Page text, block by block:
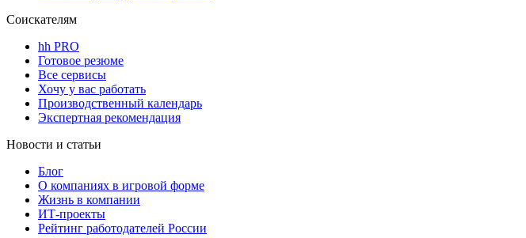
Соискателям
hh PRO
Готовое резюме
Все сервисы
Хочу у вас работать
Производственный календарь
Экспертная рекомендация
Новости и статьи
Блог
О компаниях в игровой форме
Жизнь в компании
ИТ-проекты
Рейтинг работодателей России